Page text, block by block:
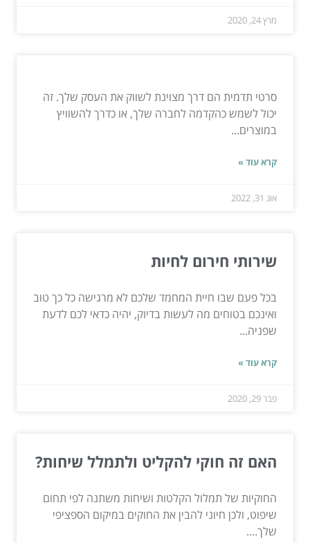
מרץ 24, 2020
סרטי תדמית הם דרך מצוינת לשווק את העסק שלך. זה
יכול לשמש כהקדמה לחברה שלך, או כדרך להשוויץ
במוצרים...
קרא עוד »
אוג 31, 2022
שירותי חירום לחיות
בכל פעם שבו חיית המחמד שלכם לא מרגישה כל כך טוב
ואינכם בטוחים מה לעשות בדיוק, יהיה כדאי לכם לדעת
שפניה...
קרא עוד »
פבר 29, 2020
האם זה חוקי להקליט ולתמלל שיחות?
החוקיות של תמלול הקלטות ושיחות משתנה לפי תחום
שיפוט, ולכן חיוני להבין את החוקים במיקום הספציפי
שלך....